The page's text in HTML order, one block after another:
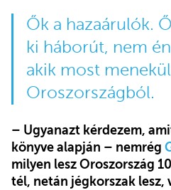
Ők a hazaárulók.
ki háborút, nem
akik most
Oroszországból.
– Ugyanazt kérdezem,
könyve alapján – nemrég
milyen lesz Oroszország
tél, netán jégkorszak lesz,